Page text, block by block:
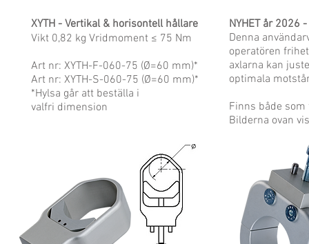
XYTH - Vertikal & horisontell hållare
Vikt 0,82 kg Vridmoment ≤ 75 Nm
Art nr: XYTH-F-060-75 (Ø=60 mm)*
Art nr: XYTH-S-060-75 (Ø=60 mm)*
*Hylsa går att beställa i
valfri dimension
NYHETår 2026 -
Denna
operatören
axlarna kan
optimala
Finns både som
Bilderna ovan